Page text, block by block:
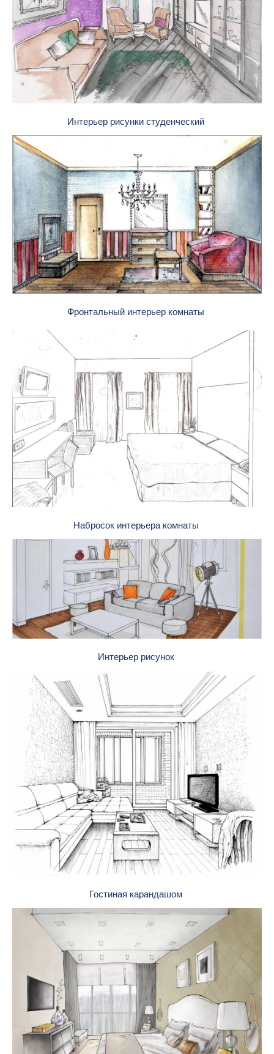
Интерьер рисунки студенческий
Фронтальный интерьер комнаты
Набросок интерьера комнаты
Интерьер рисунок
Гостиная карандашом